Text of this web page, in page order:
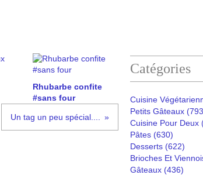
Rhubarbe confite
#sans four
Un tag un peu spécial....
Catégories
Cuisine
Petits Gâteaux
Cuisine Pour Deux
Pâtes (630)
Desserts (622)
Brioches Et
Gâteaux (436)